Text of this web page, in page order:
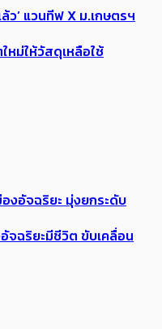
ว’ แวนทีฟ X ม.เกษตรฯ
ม่ให้วัสดุเหลือใช้
งอัจฉริยะ มุ่งยกระดับ
จฉริยะมีชีวิต ขับเคลื่อน